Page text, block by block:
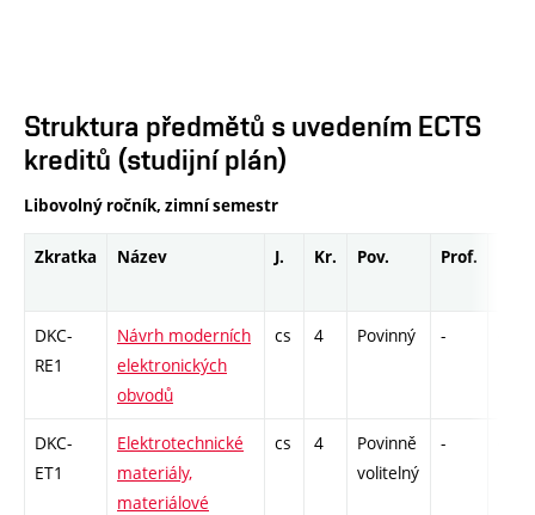
Struktura předmětů s uvedením ECTS
kreditů (studijní plán)
Libovolný ročník, zimní semestr
Zkratka Název J. Kr. Pov. Prof.
DKC-
RE1
Návrh moderních
elektronických
obvodů
cs 4 Povinný -
DKC-
ET1
Elektrotechnické
materiály,
materiálové
cs 4
Povinně
volitelný
-